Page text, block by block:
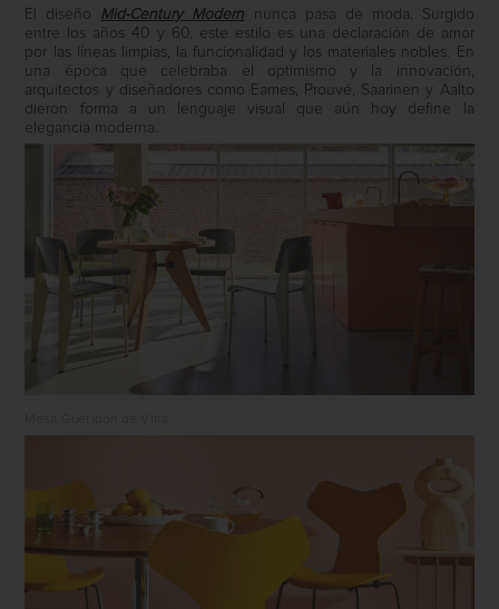
El diseño Mid-Century Modern nunca pasa de moda. Surgido
entre los años 40 y 60, este estilo es una declaración de amor
por las líneas limpias, la funcionalidad y los materiales nobles. En
una época que celebraba el optimismo y la innovación,
arquitectos y diseñadores como Eames, Prouvé, Saarinen y Aalto
dieron forma a un lenguaje visual que aún hoy define la
elegancia moderna.